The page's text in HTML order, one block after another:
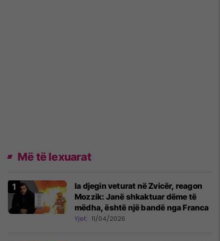
Më të lexuarat
Ia djegin veturat në Zvicër, reagon
Mozzik: Janë shkaktuar dëme të
mëdha, është një bandë nga Franca
Yjet 11/04/2026